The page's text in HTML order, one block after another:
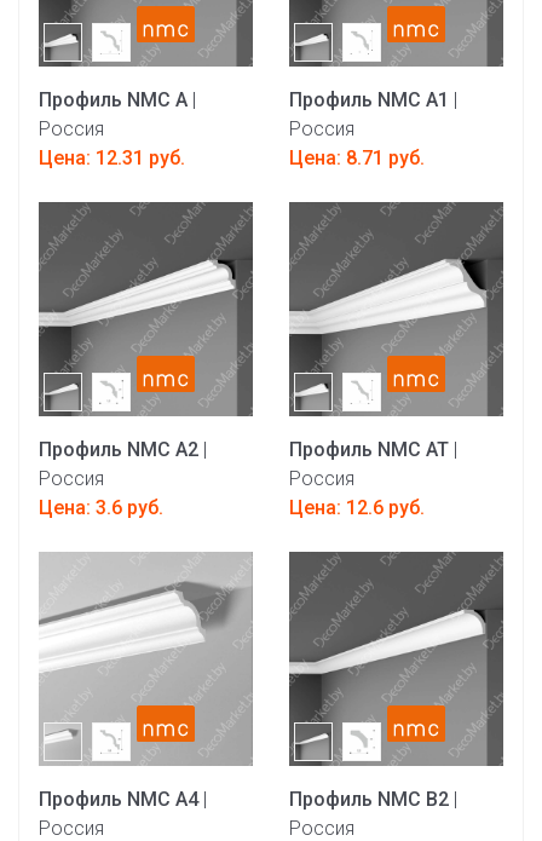
Профиль NMC A |
Россия
Цена: 12.31 руб.
Профиль NMC A1 |
Россия
Цена: 8.71 руб.
Профиль NMC A2 |
Россия
Цена: 3.6 руб.
Профиль NMC AT |
Россия
Цена: 12.6 руб.
Профиль NMC A4 |
Россия
Профиль NMC B2 |
Россия